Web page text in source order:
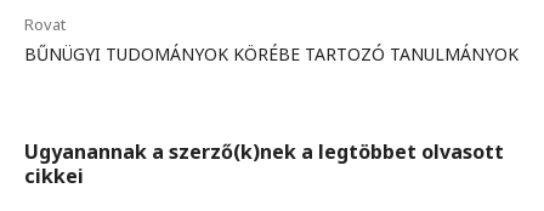
Rovat
BŰNÜGYI TUDOMÁNYOK KÖRÉBE TARTOZÓ TANULMÁNYOK
Ugyanannak a szerző(k)nek a legtöbbet olvasott
cikkei